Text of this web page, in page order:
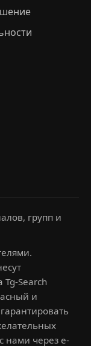
групп и
Search
и
нами через e-